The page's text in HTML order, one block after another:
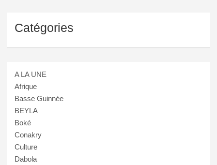
Catégories
A LA UNE
Afrique
Basse Guinnée
BEYLA
Boké
Conakry
Culture
Dabola